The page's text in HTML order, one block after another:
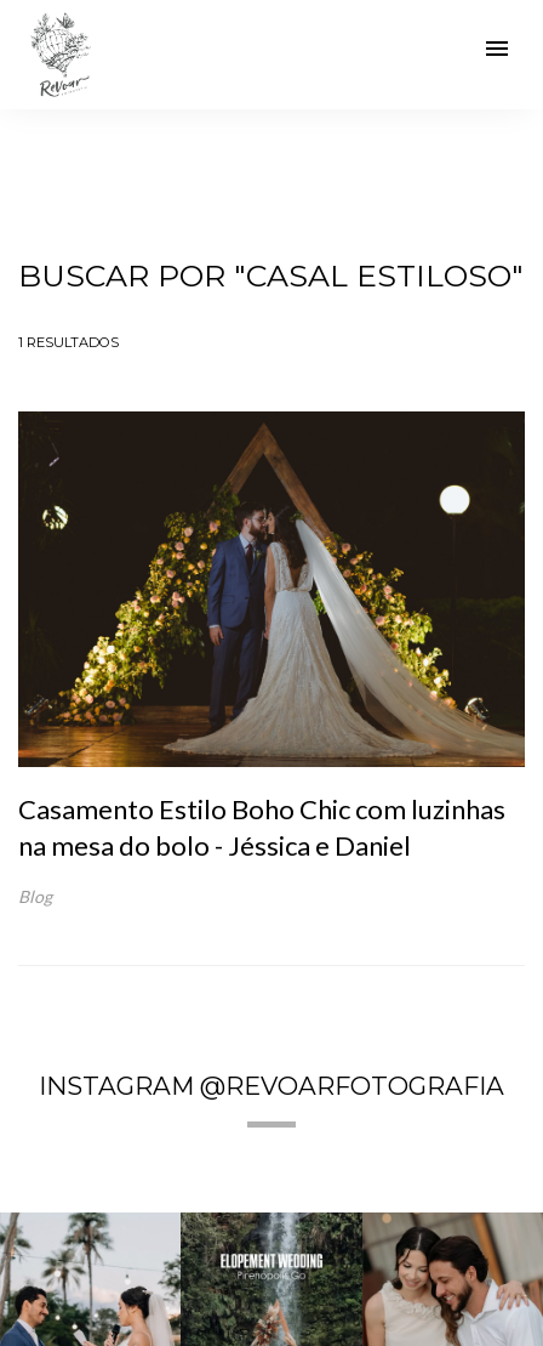
menu
BUSCAR POR "CASAL ESTILOSO"
1 RESULTADOS
Casamento Estilo Boho Chic com luzinhas
na mesa do bolo - Jéssica e Daniel
Blog
INSTAGRAM @REVOARFOTOGRAFIA